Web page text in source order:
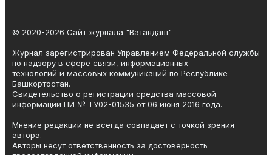
© 2020-2026 Сайт журнала "Ватандаш"
Журнал зарегистрирован Управлением Федеральной службы
по надзору в сфере связи, информационных
технологий и массовых коммуникаций по Республике
Башкортостан.
Свидетельство о регистрации средства массовой
информации ПИ № ТУ02-01535 от 06 июня 2016 года.
Мнение редакции не всегда совпадает с точкой зрения
автора.
Авторы несут ответственность за достоверность